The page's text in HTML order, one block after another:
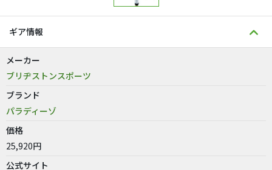
ギア情報
メーカー
ブリヂストンスポーツ
ブランド
パラディーゾ
価格
25,920円
公式サイト